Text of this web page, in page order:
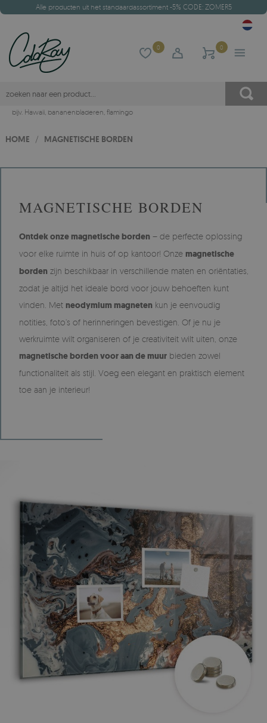
Alle producten uit het standaardassortiment -5% CODE: ZOMER5
0 0
bijv. Hawaii, bananenbladeren, flamingo
HOME / MAGNETISCHE BORDEN
MAGNETISCHE BORDEN
Ontdek onze magnetische borden – de perfecte oplossing
voor elke ruimte in huis of op kantoor! Onze magnetische
borden zijn beschikbaar in verschillende maten en oriëntaties,
zodat je altijd het ideale bord voor jouw behoeften kunt
vinden. Met neodymium magneten kun je eenvoudig
notities, foto’s of herinneringen bevestigen. Of je nu je
werkruimte wilt organiseren of je creativiteit wilt uiten, onze
magnetische borden voor aan de muur bieden zowel
functionaliteit als stijl. Voeg een elegant en praktisch element
toe aan je interieur!